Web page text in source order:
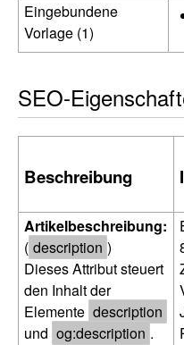
Eingebundene
Vorlage (1)
SEO-
Beschreibung
Artikelbeschreibung:
( description )
Dieses Attribut steuert
den Inhalt der
Elemente description
und og:description .